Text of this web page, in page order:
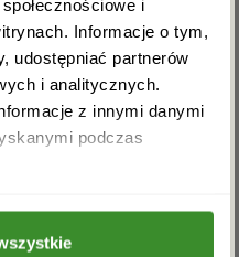
i
Informacje o tym,
udostępniać partnerów
i analitycznych.
z innymi danymi
podczas
Bukiet Różana koperta
159,00zł
5.00out of 5
zgodę na
osobowych